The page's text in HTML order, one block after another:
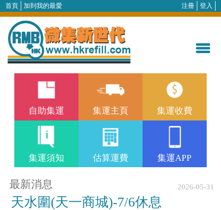
首頁 加到我的最愛 注冊 登入
自助集運 集運主頁 集運收費
集運須知 估算運費 集運APP
最新消息 2026-05-31
天水圍(天一商城)-7/6休息